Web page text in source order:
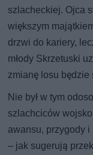
szlacheckiej. Ojca
większym
drzwi do kariery,
młody Skrzetuski
zmianę losu będzie
Nie był w tym
szlachciców
awansu, przygody i
– jak sugerują